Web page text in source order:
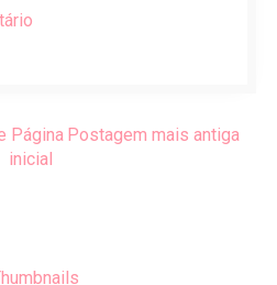
Postagem mais antiga
Página
inicial